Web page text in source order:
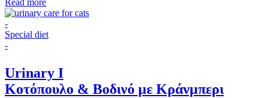
-
Special diet
-
Urinary I
Κοτόπουλο & Βοδινό με Κράνμπερι